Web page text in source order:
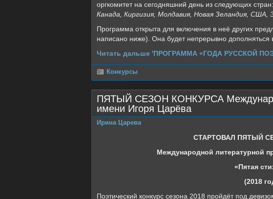
оргкомитет на сегодняшний день из следующих стран:
Канада, Киргизия, Молдавия, Новая Зеландия, США,
Программа открыта для включения в неё других
написано ниже). Она будет непрерывно дополняться в
Читать дальше 'ПРОГРАММА «ГОДА РУССКОЙ
Конкурсы
ПЯТЫЙ СЕЗОН КОНКУРСА
имени Игоря Царёва
Ирина Царева
СТАРТОВАЛ ПЯТЫЙ
Международной литературной
«Пятая
(2018
Поэтический конкурс сезона 2018 пройдёт под